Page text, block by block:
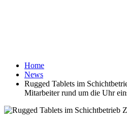
Home
News
Rugged Tablets im
Mitarbeiter rund um die Uhr